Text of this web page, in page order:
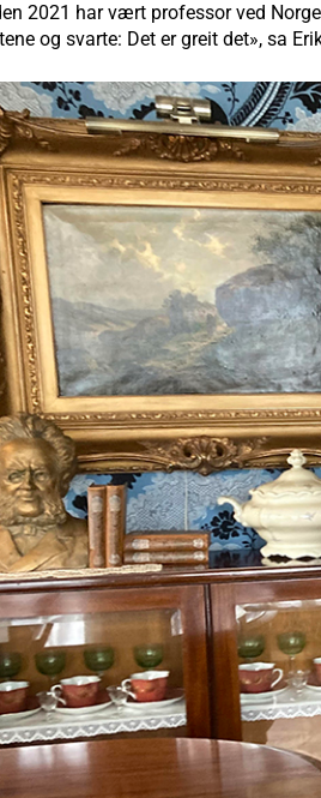
2021 har vært professor ved
og svarte: Det er greit det», sa